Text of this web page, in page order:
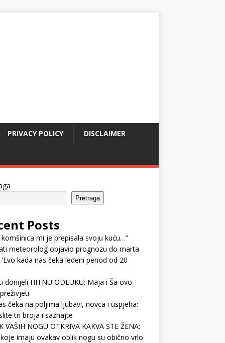
PRIVACY POLICY DISCLAIMER
Pretraga
Posts
komšinica mi je prepisala svoju kuću…”
meteorolog objavio prognozu do marta
‘Evo kada nas čeka ledeni period od 20
donijeli HITNU ODLUKU: Maja i Ša ovo
čeka na poljima ljubavi, novca i uspjeha:
tri broja i saznajte
VAŠIH NOGU OTKRIVA KAKVA STE ŽENA:
imaju ovakav oblik nogu su obično vrlo